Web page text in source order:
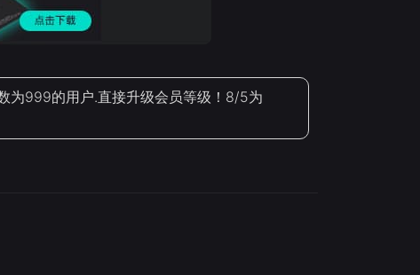
为999的用户.直接升级会员等级！8/5为